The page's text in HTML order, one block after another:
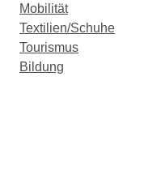
Mobilität
Textilien/Schuhe
Tourismus
Bildung